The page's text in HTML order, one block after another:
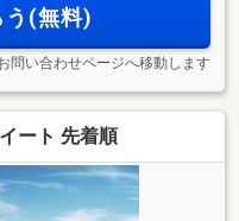
う(無料)
問い合わせページへ移動します
ート 先着順